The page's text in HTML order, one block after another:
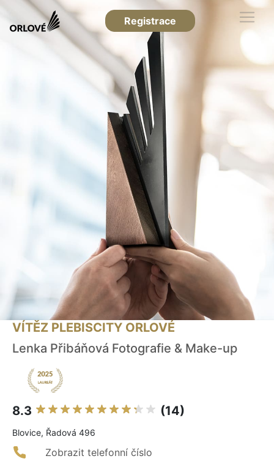
Registrace
VÍTĚZ PLEBISCITY ORLOVÉ
Lenka Přibáňová Fotografie & Make-up
8.3 (14)
Blovice, Řadová 496
Zobrazit telefonní číslo